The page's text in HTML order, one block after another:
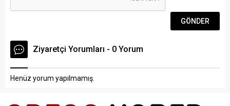
Ziyaretçi Yorumları - 0 Yorum
Henüz yorum yapılmamış.